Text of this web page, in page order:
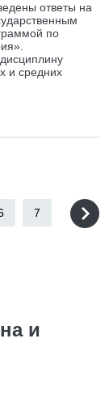
ответы на
по
и средних
7
и